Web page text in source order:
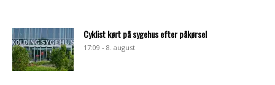
Cyklist kørt på sygehus efter påkørsel
17:09 - 8. august